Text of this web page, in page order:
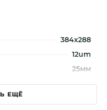
384x288
12um
25мм
F 1.0
ЕЩЁ